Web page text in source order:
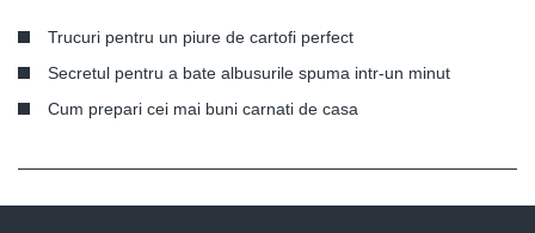
Trucuri pentru un piure de cartofi perfect
Secretul pentru a bate albusurile spuma intr-un minut
Cum prepari cei mai buni carnati de casa